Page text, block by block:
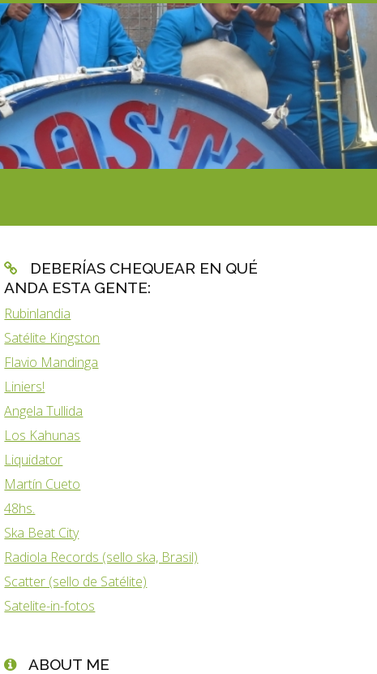
DEBERÍAS CHEQUEAR EN QUÉ
ANDA ESTA GENTE:
Rubinlandia
Satélite Kingston
Flavio Mandinga
Liniers!
Angela Tullida
Los Kahunas
Liquidator
Martín Cueto
48hs.
Ska Beat City
Radiola Records (sello ska, Brasil)
Scatter (sello de Satélite)
Satelite-in-fotos
ABOUT ME